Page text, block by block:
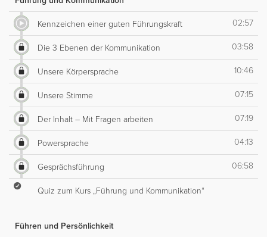
Kennzeichen einer guten Führungskraft 02:57
Die 3 Ebenen der Kommunikation 03:58
Unsere Körpersprache 10:46
Unsere Stimme 07:15
Der Inhalt – Mit Fragen arbeiten 07:19
Powersprache 04:13
Gesprächsführung 06:58
Quiz zum Kurs „Führung und Kommunikation“
Führen und Persönlichkeit